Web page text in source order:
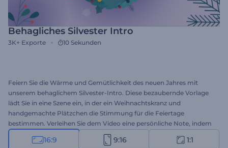
Behagliches Silvester Intro
3K+ Exporte 10 Sekunden
Feiern Sie die Wärme und Gemütlichkeit des neuen Jahres mit
unserem behaglichem Silvester-Intro. Diese bezaubernde Vorlage
lädt Sie in eine Szene ein, in der ein Weihnachtskranz und
handgemachte Plätzchen die Stimmung für die Feiertage
bestimmen. Verleihen Sie dem Video eine persönliche Note, indem
Sie Ihre herzlichen Botschaften verfassen, Ihr Logo hochladen und
eine festliche Hintergrundmusik hinzufügen. Verwenden Sie diese
16:9 9:16 1:1